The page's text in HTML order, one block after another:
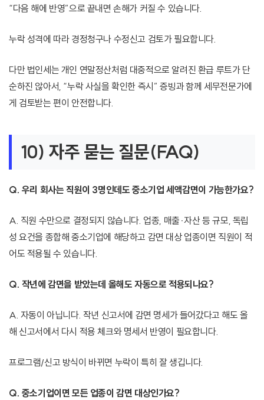
“다음 해에 반영”으로 끝내면 손해가 커질 수 있습니다.
누락 성격에 따라 경정청구나 수정신고 검토가 필요합니다.
다만 법인세는 개인 연말정산처럼 대중적으로 알려진 환급 루트가 단
순하진 않아서, “누락 사실을 확인한 즉시” 증빙과 함께 세무전문가에
게 검토받는 편이 안전합니다.
10) 자주 묻는 질문(FAQ)
Q. 우리 회사는 직원이 3명인데도 중소기업 세액감면이 가능한가요?
A. 직원 수만으로 결정되지 않습니다. 업종, 매출·자산 등 규모, 독립
성 요건을 종합해 중소기업에 해당하고 감면 대상 업종이면 직원이 적
어도 적용될 수 있습니다.
Q. 작년에 감면을 받았는데 올해도 자동으로 적용되나요?
A. 자동이 아닙니다. 작년 신고서에 감면 명세가 들어갔다고 해도 올
해 신고서에서 다시 적용 체크와 명세서 반영이 필요합니다.
프로그램/신고 방식이 바뀌면 누락이 특히 잘 생깁니다.
Q. 중소기업이면 모든 업종이 감면 대상인가요?